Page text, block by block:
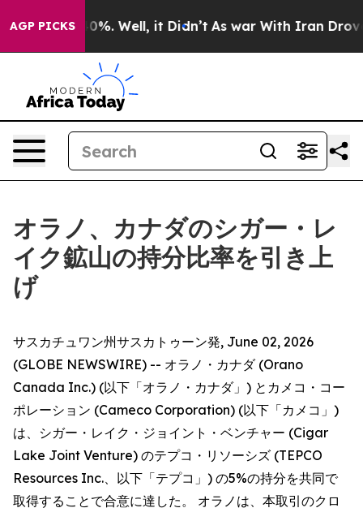
AGP PICKS40%. Well, it Didn’t As war With Iran Drove oil
オラノ、カナダのシガー・レ
イク鉱山の持分比率を引き上
げ
サスカチュワン州サスカトゥーン発, June 02, 2026
(GLOBE NEWSWIRE) -- オラノ・カナダ (Orano
Canada Inc.) (以下「オラノ・カナダ」) とカメコ・コー
ポレーション (Cameco Corporation) (以下「カメコ」)
は、シガー・レイク・ジョイント・ベンチャー (Cigar
Lake Joint Venture) のテプコ・リソーシズ (TEPCO
Resources Inc.、以下「テプコ」) の5%の持分を共同で
取得することで合意に達した。 オラノは、本取引のクロ